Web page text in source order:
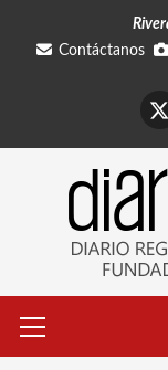
Contáctanos
primario